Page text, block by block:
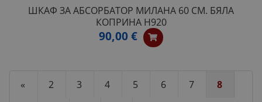
ШКАФ ЗА АБСОРБАТОР МИЛАНА 60 СМ. БЯЛА
КОПРИНА H920
90,00 €
« 2 3 4 5 6 7 8